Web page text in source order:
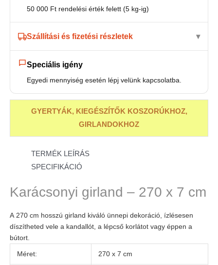
50 000 Ft rendelési érték felett (5 kg-ig)
Szállítási és fizetési részletek
Speciális igény
Egyedi mennyiség esetén lépj velünk kapcsolatba.
GYERTYÁK, KIEGÉSZÍTŐK KOSZORÚKHOZ,
GIRLANDOKHOZ
TERMÉK LEÍRÁS
SPECIFIKÁCIÓ
Karácsonyi girland – 270 x 7 cm
A 270 cm hosszú girland kiváló ünnepi dekoráció, ízlésesen
díszítheted vele a kandallót, a lépcső korlátot vagy éppen a
bútort.
Méret: 270 x 7 cm